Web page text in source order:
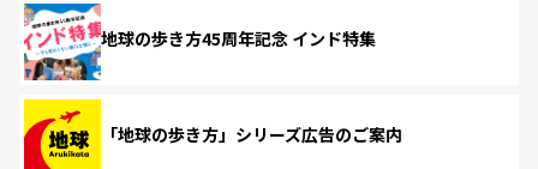
地球の歩き方45周年記念 インド特集
「地球の歩き方」シリーズ広告のご案内